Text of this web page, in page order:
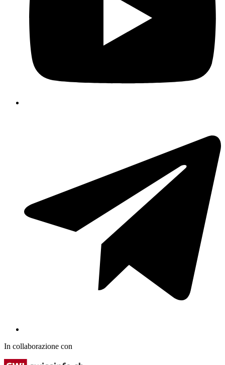
In collaborazione con